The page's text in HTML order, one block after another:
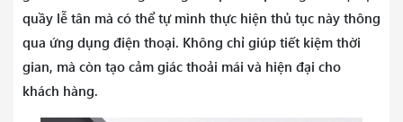
quầy lễ tân mà có thể tự mình thực hiện thủ tục này thông
qua ứng dụng điện thoại. Không chỉ giúp tiết kiệm thời
gian, mà còn tạo cảm giác thoải mái và hiện đại cho
khách hàng.